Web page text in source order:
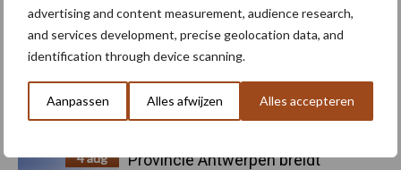
advertising and content measurement, audience research,
and services development, precise geolocation data, and
identification through device scanning.
Aanpassen Alles afwijzen Alles accepteren
voor kouters"
pootcombinatie van AVR
4 aug
Provincie Antwerpen breidt